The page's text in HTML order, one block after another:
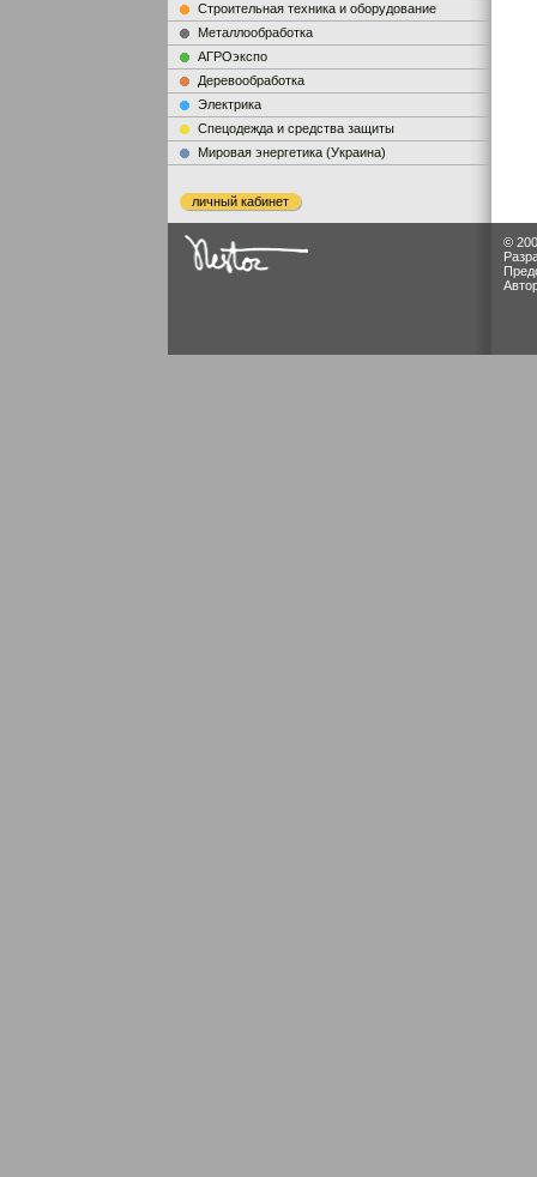
Строительная техника и оборудование
Металлообработка
АГРОэкспо
Деревообработка
Электрика
Cпецодежда и средства защиты
Мировая энергетика (Украина)
личный кабинет
©